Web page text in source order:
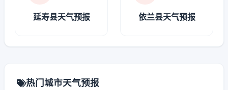
延寿县天气预报 依兰县天气预报
热门城市天气预报